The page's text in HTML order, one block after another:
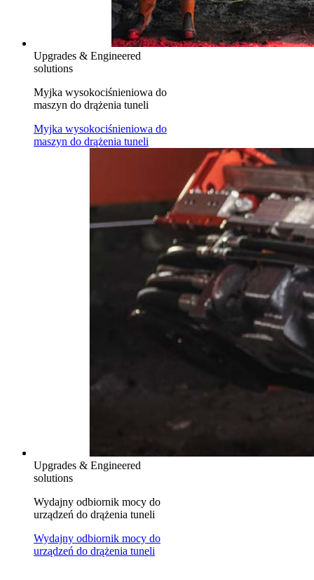
Upgrades & Engineered
solutions
Myjka wysokociśnieniowa do
maszyn do drążenia tuneli
Myjka wysokociśnieniowa do
maszyn do drążenia tuneli
Upgrades & Engineered
solutions
Wydajny odbiornik mocy do
urządzeń do drążenia tuneli
Wydajny odbiornik mocy do
urządzeń do drążenia tuneli